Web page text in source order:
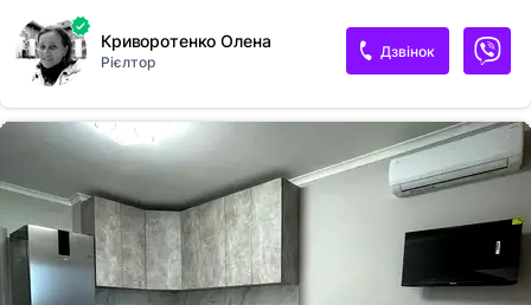
лоджія. Презентабельні броньовані двері, склопакети, оздоблення
стін (беспесчанка), стяжка, мідна розводка, батареї з
терморегуляторами, встановлено ультразвуковий лічильник
опалення, 2-зонний лічильник електроенергії, лічильники води. Вікна
виходять на ліс. Сучасна, гарна простора вхідна група, консьєрж,
відеоспостереження, домофон, три ліфти, підведено резервне
живлення ліфтів, насосів води та системи опалення, парковка, у
Криворотенко Олена
Рієлтор
Дзвінок